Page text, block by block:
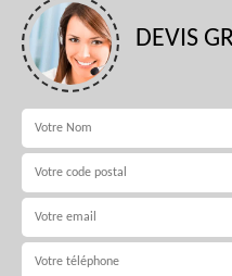
DEVIS